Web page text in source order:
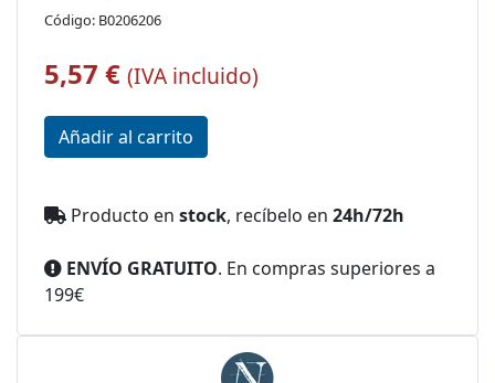
Código: B0206206
5,57 € (IVA incluido)
Producto en stock, recíbelo en 24h/72h
ENVÍO GRATUITO. En compras superiores a
199€